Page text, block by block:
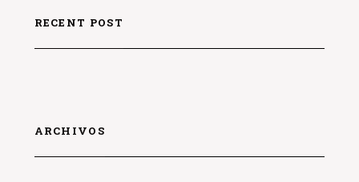
RECENT POST
ARCHIVOS